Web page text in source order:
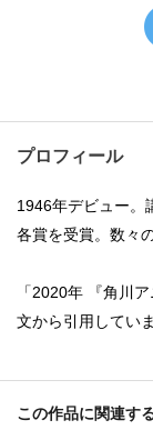
プロフィール
1946年デビュー。
各賞を受賞。数々
「2020年 『角川
文から引用してい
この作品に関連す